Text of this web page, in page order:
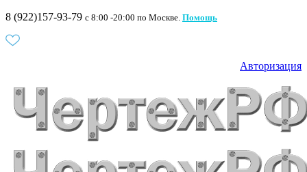
8 (922)157-93-79 c 8:00 -20:00 по Москве. Помощь
Авторизация